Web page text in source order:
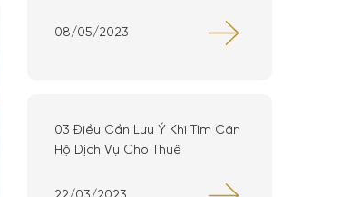
08/05/2023
03 Điều Cần Lưu Ý Khi Tìm Căn
Hộ Dịch Vụ Cho Thuê